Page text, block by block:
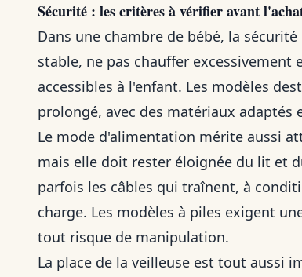
Sécurité : les critères à vérifier avant
Dans une chambre de bébé, la
stable, ne pas chauffer excessivement
accessibles à l'enfant. Les modèles
prolongé, avec des matériaux adaptés
Le mode d'alimentation mérite aussi
mais elle doit rester éloignée du lit et
parfois les câbles qui traînent, à
charge. Les modèles à piles exigent
tout risque de manipulation.
La place de la veilleuse est tout aussi